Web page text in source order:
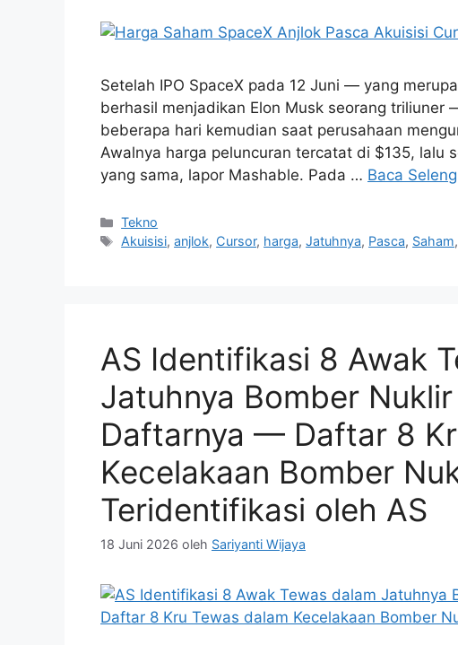
Setelah IPO SpaceX pada 12 Juni — yang
berhasil menjadikan Elon Musk seorang triliuner
beberapa hari kemudian saat perusahaan
Awalnya harga peluncuran tercatat di $135, lalu
yang sama, lapor Mashable. Pada … Baca
Kategori
Tekno
Tag
Akuisisi,anjlok, Cursor, harga,Jatuhnya, Pasca, Saham,
AS Identifikasi 8 Awak
Jatuhnya Bomber
Daftarnya — Daftar 8
Kecelakaan Bomber
Teridentifikasi oleh AS
18 Juni 2026 oleh Sariyanti Wijaya